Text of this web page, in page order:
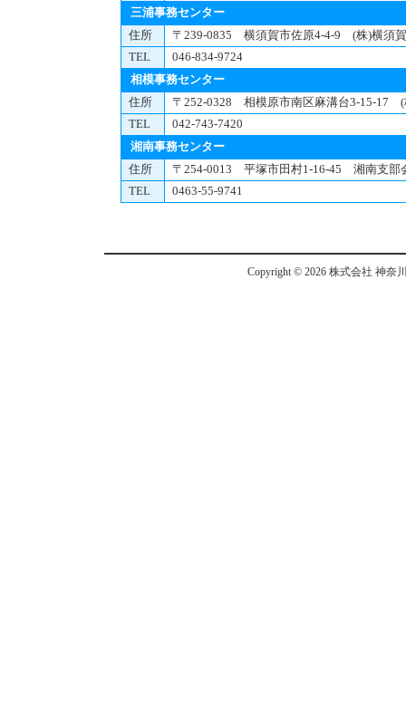
三浦事務センター
住所
〒239-0835 横須賀市佐原4-4-9 (株)横須
TEL
046-834-9724
相模事務センター
住所
〒252-0328 相模原市南区麻溝台3-15-17 (
TEL
042-743-7420
湘南事務センター
住所
〒254-0013 平塚市田村1-16-45 湘南支部
TEL
0463-55-9741
Copyright © 2026 株式会社 神奈